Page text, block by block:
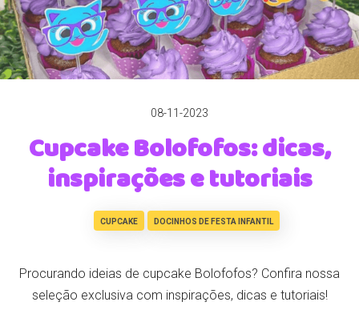
08-11-2023
Cupcake Bolofofos: dicas,
inspirações e tutoriais
CUPCAKE DOCINHOS DE FESTA INFANTIL
Procurando ideias de cupcake Bolofofos? Confira nossa
seleção exclusiva com inspirações, dicas e tutoriais!